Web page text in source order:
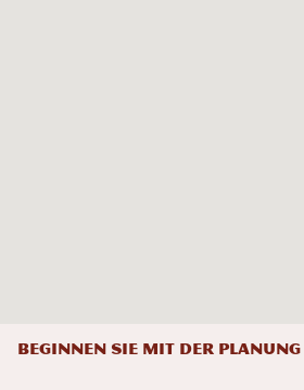
Beginnen Sie mit der Planung